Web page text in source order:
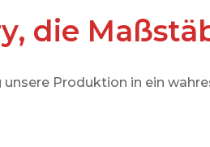
die
Produktion in ein